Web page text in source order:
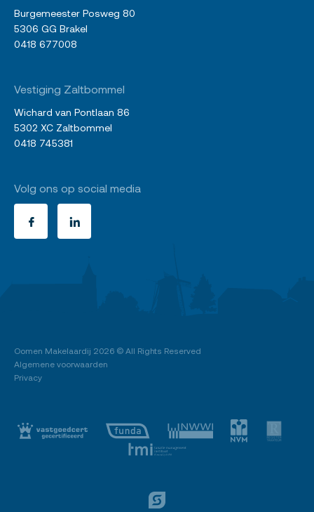
Burgemeester Posweg 80
5306 GG Brakel
0418 677008
Vestiging Zaltbommel
Wichard van Pontlaan 86
5302 XC Zaltbommel
0418 745381
Volg ons op social media
Oomen Makelaardij 2026 © All Rights Reserved
Algemene voorwaarden
Privacy